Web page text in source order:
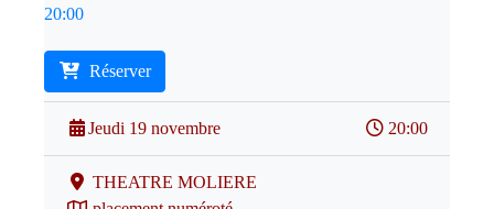
20:00
Réserver
Jeudi 19 novembre 20:00
THEATRE MOLIERE